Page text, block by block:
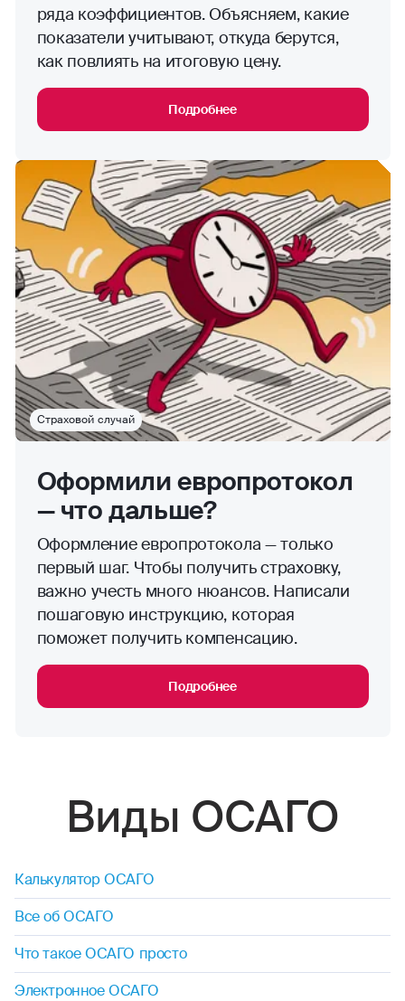
ряда коэффициентов. Объясняем, какие
показатели учитывают, откуда берутся,
как повлиять на итоговую цену.
Подробнее
Страховой случай
Оформили европротокол
— что дальше?
Оформление европротокола — только
первый шаг. Чтобы получить страховку,
важно учесть много нюансов. Написали
пошаговую инструкцию, которая
поможет получить компенсацию.
Подробнее
Виды ОСАГО
Калькулятор ОСАГО
Все об ОСАГО
Что такое ОСАГО просто
Электронное ОСАГО